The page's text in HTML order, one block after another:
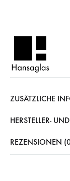
ZUSÄTZLICHE
HERSTELLER-
REZENSIONEN